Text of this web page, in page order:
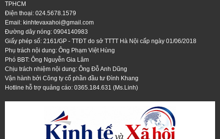
TPHCM
Điện thoại: 024.5678.1579
Email: kinhtevaxahoi@gmail.com
Đường dây nóng: 0904140983
Giấy phép số: 2161/GP - TTĐT do sở TTTT Hà Nội cấp ngày 01/06/2018
Phụ trách nội dung: Ông Phạm Việt Hùng
Phó BBT: Ông Nguyễn Gia Lâm
Chịu trách nhiệm nội dung: Ông Đỗ Anh Dũng
Vận hành bởi Công ty cổ phần đầu tư Đình Khang
Hotline hỗ trợ quảng cáo: 0365.184.631 (Ms.Linh)